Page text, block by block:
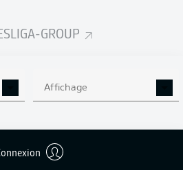
GROUP
Affichage
0
Précision 0 %
DES PASSES